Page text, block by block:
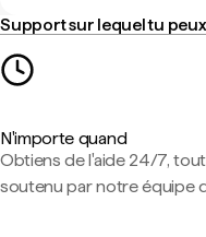
Support sur lequel tu
N'importe quand
Obtiens de l'aide 24/7,
soutenu par notre équipe